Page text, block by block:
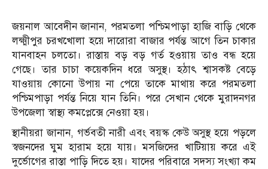
জয়নাল আবেদীন জানান, পরমতলা পশ্চিমপাড়া হাজি বাড়ি থেকে
লক্ষ্মীপুর চরখখোলা হয়ে দারোরা বাজার পর্যন্ত আগে তিন চাকার
যানবাহন চলতো। রাস্তায় বড় বড় গর্ত হওয়ায় তাও বন্ধ হয়ে
গেছে। তার চাচা কয়েকদিন ধরে অসুস্থ। হঠাৎ শ্বাসকষ্ট বেড়ে
যাওয়ায় কোনো উপায় না পেয়ে তাকে মাথায় করে পরমতলা
পশ্চিমপাড়া পর্যন্ত নিয়ে যান তিনি। পরে সেখান থেকে মুরাদনগর
উপজেলা স্বাস্থ্য কমপ্লেক্সে নেওয়া হয়।
স্থানীয়রা জানান, গর্ভবতী নারী এবং বয়স্ক কেউ অসুস্থ হয়ে পড়লে
স্বজনদের ঘুম হারাম হয়ে যায়। মসজিদের খাটিয়ায় করে এই
দুর্ভোগের রাস্তা পাড়ি দিতে হয়। যাদের পরিবারে সদস্য সংখ্যা কম